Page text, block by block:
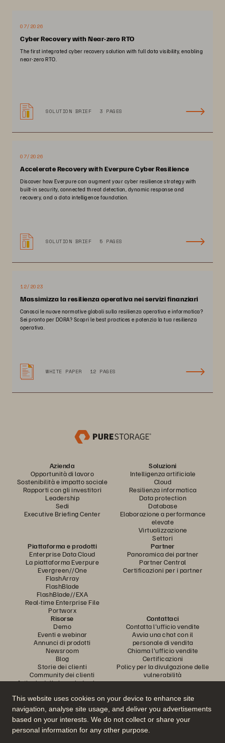
This website uses cookies on your device to enhance site
navigation, analyse site usage, and deliver you advertisements
based on your interests. We do not collect or share your
personal information for any other purpose.
07/2026
Cyber Recovery with Near-zero RTO
The first integrated cyber recovery solution with full data visibility, enabling
near-zero RTO.
SOLUTION BRIEF 3 PAGES
07/2026
Accelerate Recovery with Everpure Cyber Resilience
Discover how Everpure can augment your cyber resilience strategy with
built-in security, connected threat detection, dynamic response and
recovery, and a data intelligence foundation.
SOLUTION BRIEF 5 PAGES
12/2023
Massimizza la resilienza operativa nei servizi finanziari
Conosci le nuove normative globali sulla resilienza operativa e informatica?
Sei pronto per DORA? Scopri le best practices e potenzia la tua resilienza
operativa.
WHITE PAPER 12 PAGES
Azienda
Opportunità di lavoro
Sostenibilità e impatto sociale
Rapporti con gli investitori
Leadership
Sedi
Executive Briefing Center
Soluzioni
Intelligenza artificiale
Cloud
Resilienza informatica
Data protection
Database
Elaborazione a performance
elevate
Virtualizzazione
Settori
Piattaforma e prodotti
Enterprise Data Cloud
La piattaforma Everpure
Evergreen//One
FlashArray
FlashBlade
FlashBlade//EXA
Real-time Enterprise File
Portworx
Partner
Panoramica dei partner
Partner Central
Certificazioni per i partner
Risorse
Demo
Eventi e webinar
Annunci di prodotti
Newsroom
Blog
Storie dei clienti
Community dei clienti
Articolo della knowledge base
Contattaci
Contatta l'ufficio vendite
Avvia una chat con il
personale di vendita
Chiama l'ufficio vendite
Certificazioni
Policy per la divulgazione delle
vulnerabilità
Partecipa alla conversazione
Segui tutti i canali social ufficiali di Everpure